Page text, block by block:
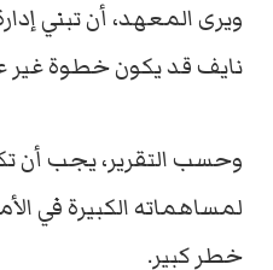
ويرى المعهد، أن تبني
نايف قد يكون خطوة غير
وحسب التقرير، يجب أن
لمساهماته الكبيرة في
خطر كبير.